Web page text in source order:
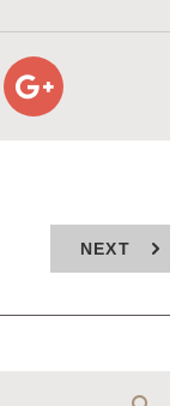
NEXT